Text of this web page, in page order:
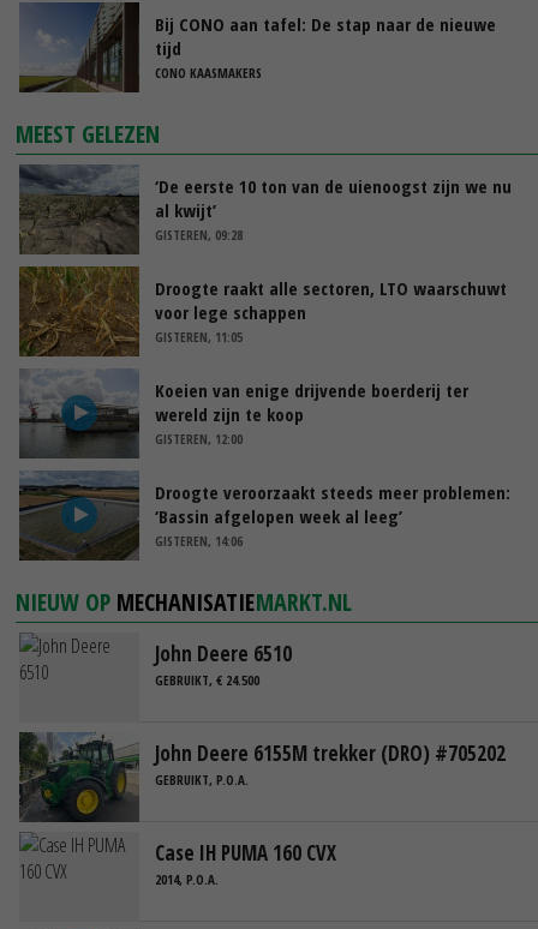
Bij CONO aan tafel: De stap naar de nieuwe
tijd
CONO KAASMAKERS
MEEST GELEZEN
‘De eerste 10 ton van de uienoogst zijn we nu
al kwijt’
GISTEREN, 09:28
Droogte raakt alle sectoren, LTO waarschuwt
voor lege schappen
GISTEREN, 11:05
Koeien van enige drijvende boerderij ter
wereld zijn te koop
GISTEREN, 12:00
Droogte veroorzaakt steeds meer problemen:
‘Bassin afgelopen week al leeg’
GISTEREN, 14:06
NIEUW OP MECHANISATIEMARKT.NL
John Deere 6510
GEBRUIKT, € 24.500
John Deere 6155M trekker (DRO) #705202
GEBRUIKT, P.O.A.
Case IH PUMA 160 CVX
2014, P.O.A.